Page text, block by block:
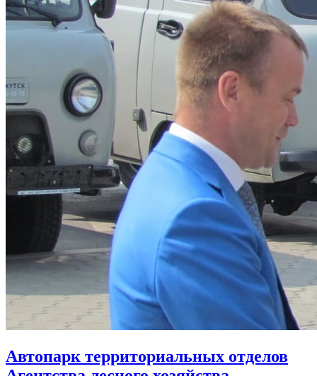
Автопарк территориальных отделов